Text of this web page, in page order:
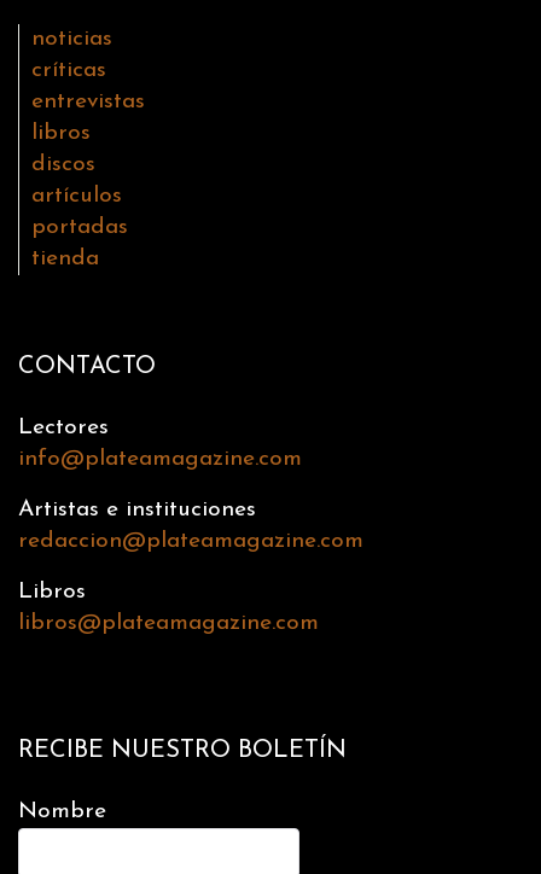
noticias
críticas
entrevistas
libros
discos
artículos
portadas
tienda
CONTACTO
Lectores
info@plateamagazine.com
Artistas e instituciones
redaccion@plateamagazine.com
Libros
libros@plateamagazine.com
RECIBE NUESTRO BOLETÍN
Nombre